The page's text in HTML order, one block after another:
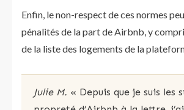
Enfin, le non-respect de ces normes
pénalités de la part de Airbnb, y
de la liste des logements de la
Julie M. « Depuis que je suis les